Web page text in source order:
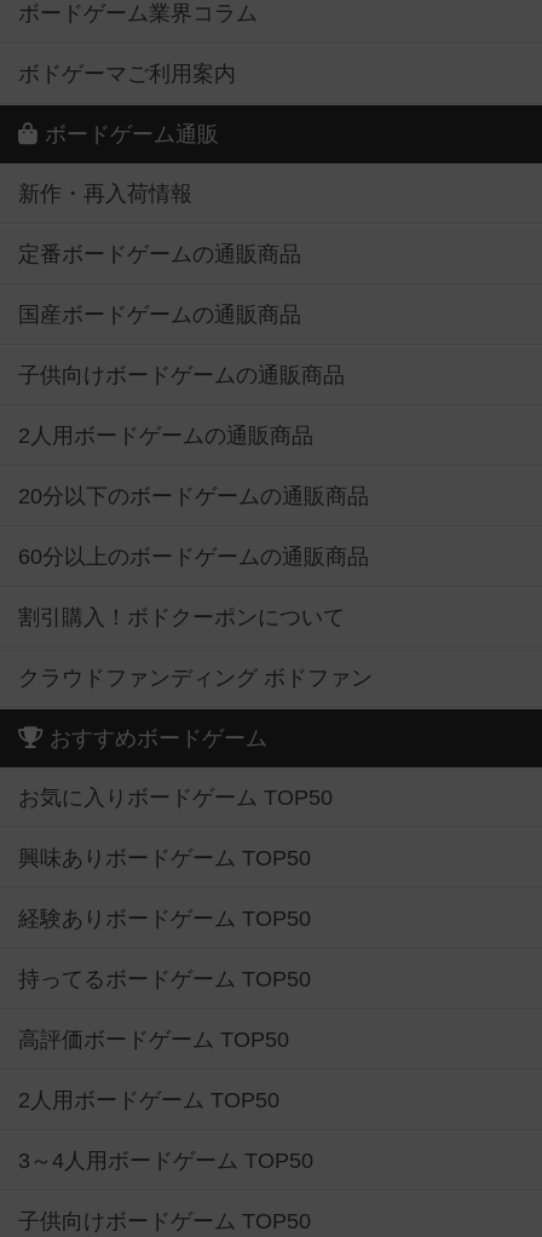
ボードゲーム業界コラム
ボドゲーマご利用案内
ボードゲーム通販
新作・再入荷情報
定番ボードゲームの通販商品
国産ボードゲームの通販商品
子供向けボードゲームの通販商品
2人用ボードゲームの通販商品
20分以下のボードゲームの通販商品
60分以上のボードゲームの通販商品
割引購入！ボドクーポンについて
クラウドファンディング ボドファン
おすすめボードゲーム
お気に入りボードゲーム TOP50
興味ありボードゲーム TOP50
経験ありボードゲーム TOP50
持ってるボードゲーム TOP50
高評価ボードゲーム TOP50
2人用ボードゲーム TOP50
3～4人用ボードゲーム TOP50
子供向けボードゲーム TOP50